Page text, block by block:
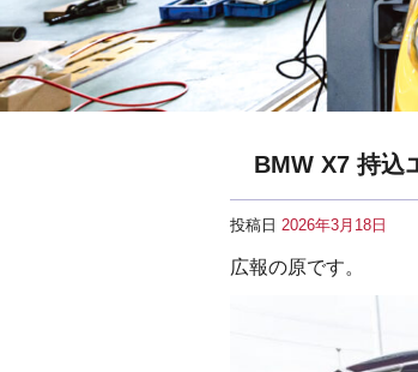
BMW X7 持込
投稿日 2026年3月18日
広報の原です。